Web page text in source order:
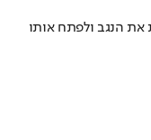
את הנגב ולפתח אותו